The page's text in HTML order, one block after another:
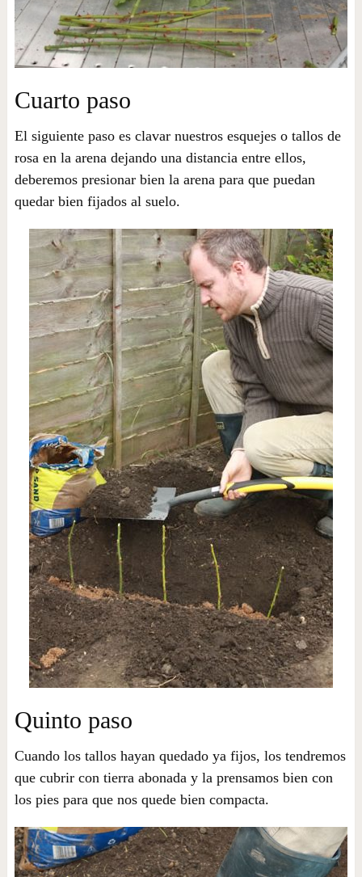
Cuarto paso
El siguiente paso es clavar nuestros esquejes o tallos de
rosa en la arena dejando una distancia entre ellos,
deberemos presionar bien la arena para que puedan
quedar bien fijados al suelo.
Quinto paso
Cuando los tallos hayan quedado ya fijos, los tendremos
que cubrir con tierra abonada y la prensamos bien con
los pies para que nos quede bien compacta.